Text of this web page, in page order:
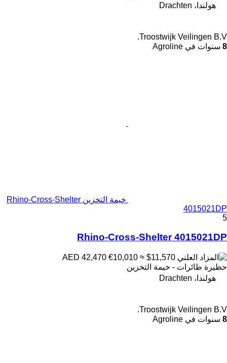
هولندا، Drachten
Troostwijk Veilingen B.V.
8 سنوات في Agroline
خيمة التخزين Rhino-Cross-Shelter
4015021DP
5
Rhino-Cross-Shelter 4015021DP
€10,010 ≈ $11,570
حظيرة طائرات - خيمة التخزين
هولندا، Drachten
Troostwijk Veilingen B.V.
8 سنوات في Agroline